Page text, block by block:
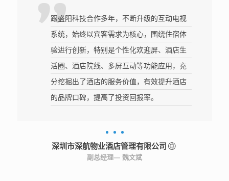
跟盛阳科技合作多年，不断升级的互动电视
系统，始终以宾客需求为核心，围绕住宿体
验进行创新，特别是个性化欢迎屏、酒店生
活圈、酒店院线、多屏互动等功能应用，充
分挖掘出了酒店的服务价值，有效提升酒店
的品牌口碑，提高了投资回报率。
深圳市深航物业酒店管理有限公司
副总经理— 魏文斌